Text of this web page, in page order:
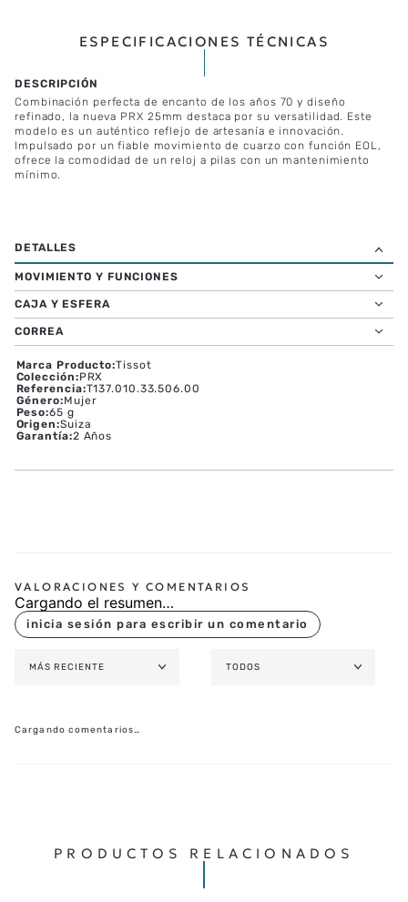
ESPECIFICACIONES TÉCNICAS
Combinación perfecta de encanto de los años 70 y diseño
refinado, la nueva PRX 25mm destaca por su versatilidad. Este
modelo es un auténtico reflejo de artesanía e innovación.
Impulsado por un fiable movimiento de cuarzo con función EOL,
ofrece la comodidad de un reloj a pilas con un mantenimiento
mínimo.
MOVIMIENTO Y FUNCIONES
CAJA Y ESFERA
CORREA
Marca Producto:Tissot
Colección:PRX
Referencia:T137.010.33.506.00
Género:Mujer
Peso:65 g
Origen:Suiza
Garantía:2 Años
Cargando el resumen…
MÁS RECIENTE TODOS
Cargando comentarios…
PRODUCTOS RELACIONADOS